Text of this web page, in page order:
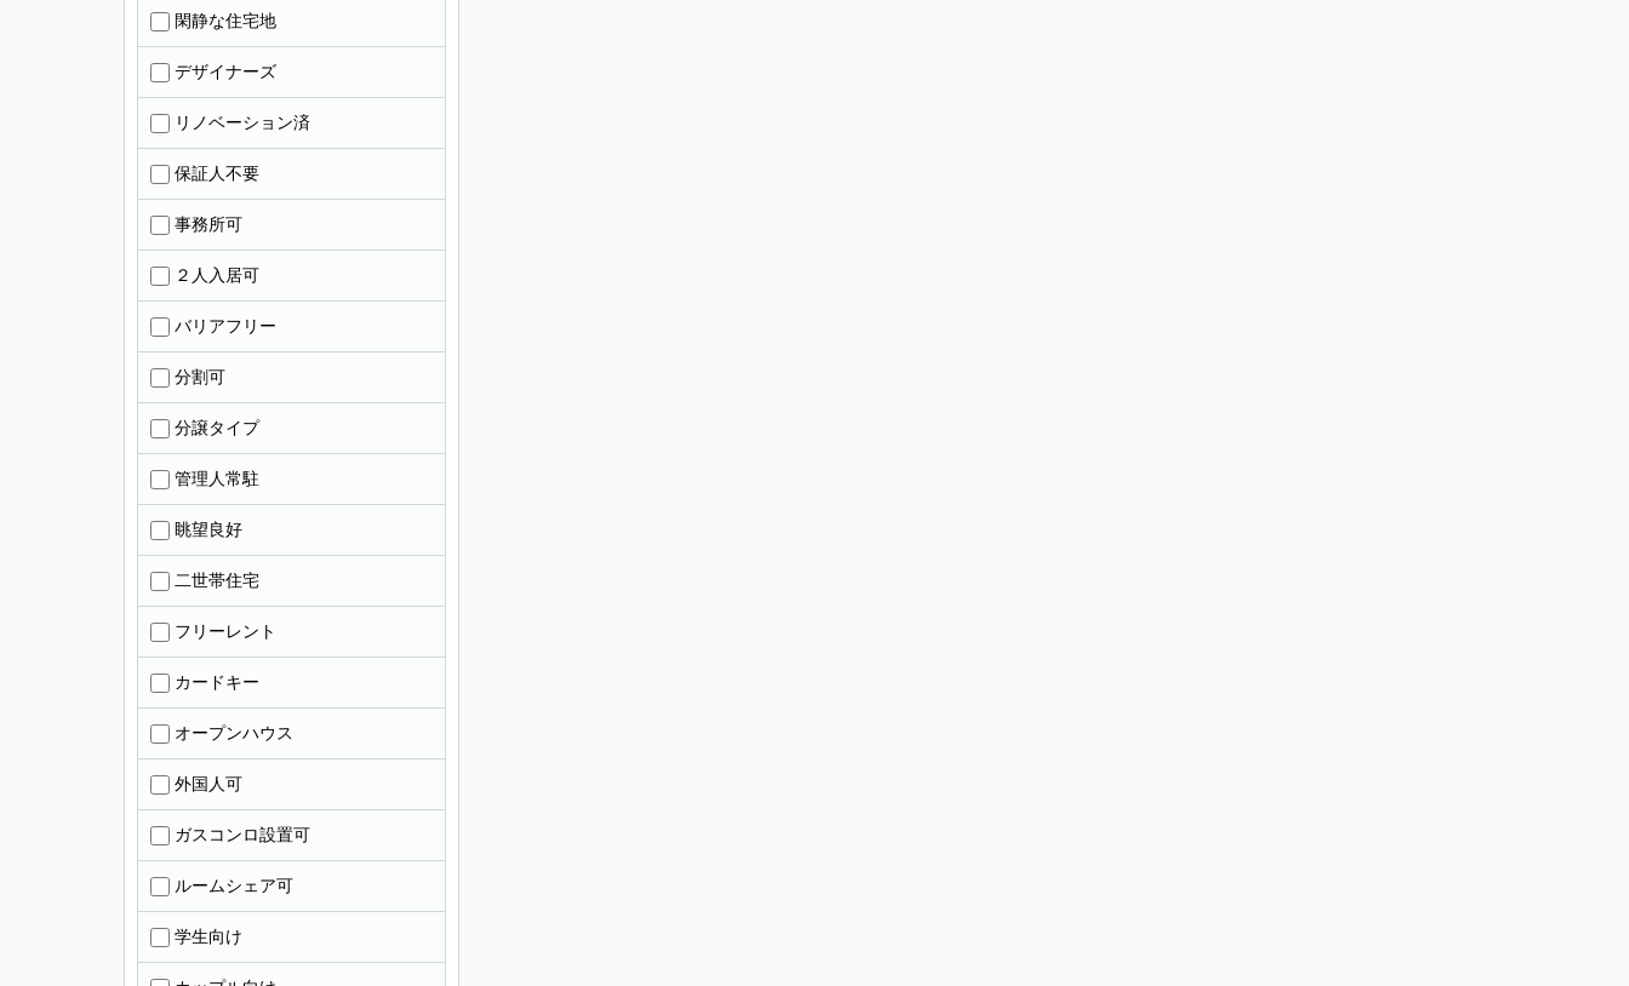
閑静な住宅地
デザイナーズ
リノベーション済
保証人不要
事務所可
２人入居可
バリアフリー
分割可
分譲タイプ
管理人常駐
眺望良好
二世帯住宅
フリーレント
カードキー
オープンハウス
外国人可
ガスコンロ設置可
ルームシェア可
学生向け